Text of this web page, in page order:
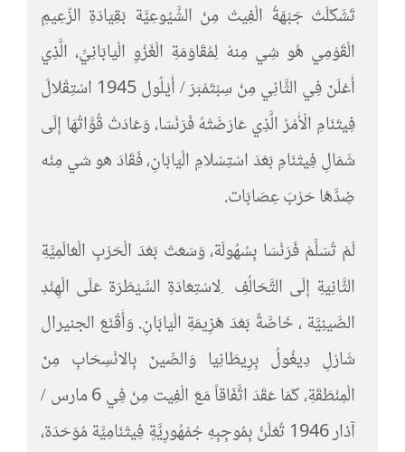
تَشَكَلَتْ جَبْهَةُ الْفِيتْ مِنْ الشَّيُوعِيَّة بَقِيَادَةِ الزّعِيمِ
الْقَوْمِي هُو شِي مِنهْ لِمُقَاوَمَةِ الْغَزْوِ الْيَابَانِيِّ، الَّذِي
أَعْلَنَ فِي الثَّانِي مِنْ سِبْتَمْبَرَ / أَيْلُول 1945 اسْتِقْلالَ
فِيتَنَامِ الْأَمْرُ الَّذِي عَارَضَتْهُ فَرَنْسَا، وَعَادَتْ قُوَّاتُهَا إِلَى
شَمَالِ فِيتْنَامِ بَعْدَ اسْتِسْلامِ الْيَابَانِ، فَقَادَ هو شي مِنْه
ضِدَّهَا حَرْبَ عِصَابَات.
لَمْ تُسَلِّمْ فَرَنْسَا بِسُهُولَة، وَسَعَتْ بَعْدَ الْحَرْبِ الْعَالَمِيَّةِ
الثَّانِيَةِ إِلَى التَّحَالُفِ ِلاسْتِعَادَةِ السَّيْطَرَة عَلَى الْهِنْدِ
الصَّينِيَّة ، خَاصَّةً بَعْدَ هَزِيمَةِ الْيَابَانِ. وَأَقْنَعَ الجنيرال
شَارْلِ دِيغُولُ بِرِيطَانِيَا وَالصِّينَ بِالانْسِحَابِ مِنَ
الْمِنْطَقَةِ، كَمَا عَقَدَ اتَّفَاقاً مَعَ الْفِيت مِنْ فِي 6 مارس /
آذار 1946 تُعْلَنُ بِمُوجِبِهِ جُمْهُورِيَّةٍ فِيتْنَامِيَّة مُوَحَدَة،